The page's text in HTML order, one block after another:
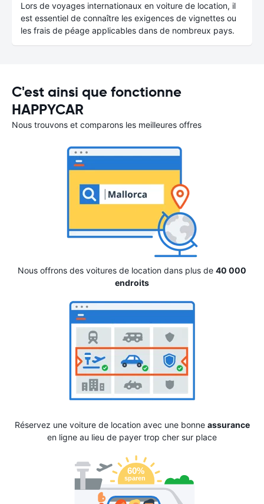
Lors de voyages internationaux en voiture de location, il
est essentiel de connaître les exigences de vignettes ou
les frais de péage applicables dans de nombreux pays.
C'est ainsi que fonctionne
HAPPYCAR
Nous trouvons et comparons les meilleures offres
Nous offrons des voitures de location dans plus de 40 000
endroits
Réservez une voiture de location avec une bonne assurance
en ligne au lieu de payer trop cher sur place